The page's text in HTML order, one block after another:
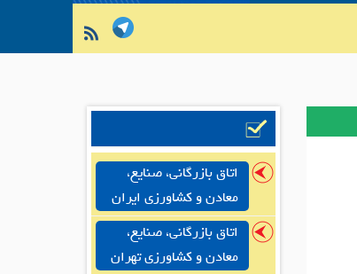
اتاق بازرگانی، صنایع،
معادن و کشاورزی ایران
اتاق بازرگانی، صنایع،
معادن و کشاورزی تهران